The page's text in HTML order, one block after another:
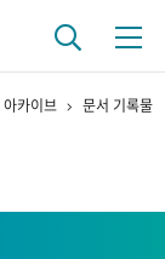
아카이브 문서 기록물